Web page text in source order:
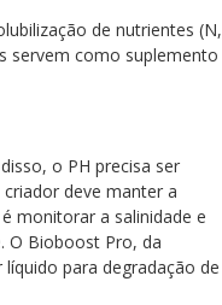
de nutrientes (N,
servem como suplemento
o PH precisa ser
deve manter a
monitorar a salinidade e
O Bioboost Pro, da
para degradação de